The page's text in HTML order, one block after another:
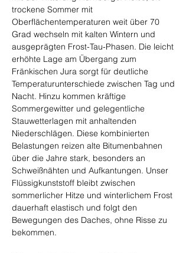
trockene Sommer mit
Oberflächentemperaturen weit über 70
Grad wechseln mit kalten Wintern und
ausgeprägten Frost-Tau-Phasen. Die leicht
erhöhte Lage am Übergang zum
Fränkischen Jura sorgt für deutliche
Temperaturunterschiede zwischen Tag und
Nacht. Hinzu kommen kräftige
Sommergewitter und gelegentliche
Stauwetterlagen mit anhaltenden
Niederschlägen. Diese kombinierten
Belastungen reizen alte Bitumenbahnen
über die Jahre stark, besonders an
Schweißnähten und Aufkantungen. Unser
Flüssigkunststoff bleibt zwischen
sommerlicher Hitze und winterlichem Frost
dauerhaft elastisch und folgt den
Bewegungen des Daches, ohne Risse zu
bekommen.